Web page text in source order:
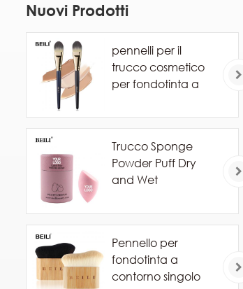
Nuovi Prodotti
pennelli per il
trucco cosmetico
per fondotinta a
Trucco Sponge
Powder Puff Dry
and Wet
Cosmetic Ball
Puff Bevel Cut
Make Up Sponge
Tools
Pennello per
fondotinta a
contorno singolo